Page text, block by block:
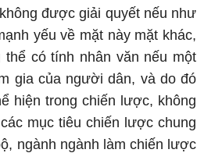
được giải quyết nếu như
yếu về mặt này mặt khác,
có tính nhân văn nếu một
gia của người dân, và do đó
hiện trong chiến lược, không
mục tiêu chiến lược chung
ngành ngành làm chiến lược